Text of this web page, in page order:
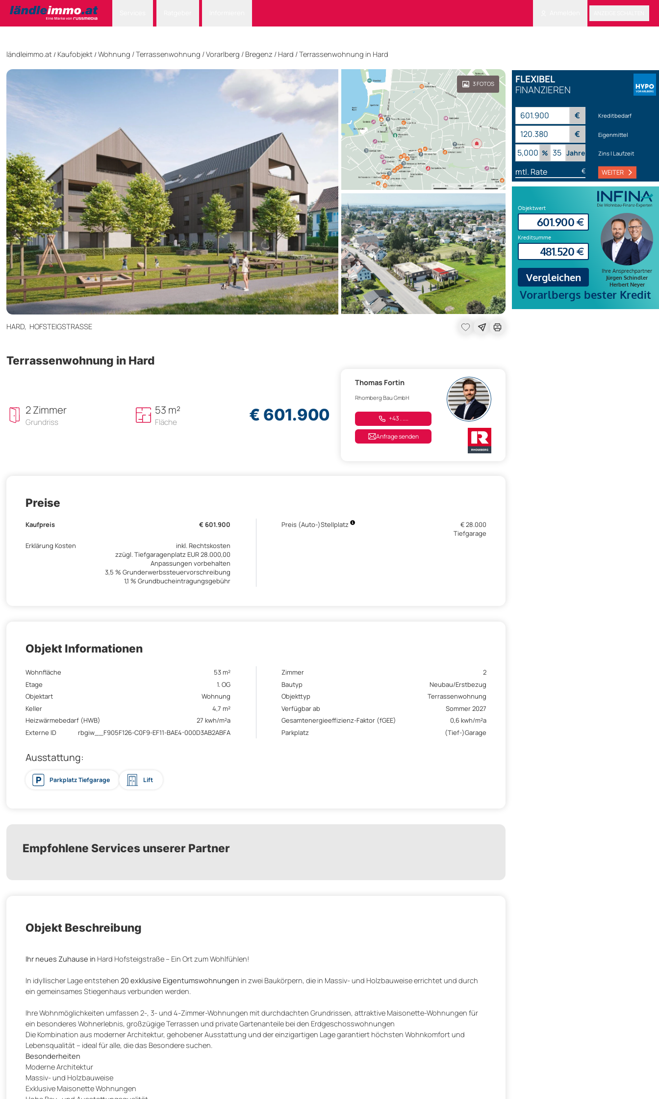
FLEXIBEL
FINANZIEREN
€ Kreditbedarf
€ Eigenmittel
% Jahre Zins | Laufzeit
mtl. Rate € WEITER
ländleimmo.at / Kaufobjekt / Wohnung /Terrassenwohnung /Vorarlberg / Bregenz / Hard /Terrassenwohnung in Hard
3FOTOS
HARD, HOFSTEIGSTRASSE
Terrassenwohnung in Hard
2 Zimmer
Grundriss
53 m²
Fläche € 601.900
Thomas Fortin
Rhomberg Bau GmbH
+43 . ....
Anfrage senden
Preise
Kaufpreis € 601.900 Preis (Auto-)Stellplatz
€ 28.000
Tiefgarage
Erklärung Kosten
inkl. Rechtskosten
zzügl. Tiefgaragenplatz EUR 28.000,00
Anpassungen vorbehalten
3,5 % Grunderwerbssteuervorschreibung
1,1 % Grundbucheintragungsgebühr
Objekt Informationen
Wohnfläche 53 m² Zimmer
2
Etage
1. OG Bautyp
Neubau/Erstbezug
Objektart
Wohnung Objekttyp
Terrassenwohnung
Keller
4,7 m² Verfügbar ab
Sommer 2027
Heizwärmebedarf (HWB)
27 kwh/m²a Gesamtenergieeffizienz-Faktor (fGEE)
0,6 kwh/m²a
Externe ID
rbgiw__F905F126-C0F9-EF11-BAE4-000D3AB2ABFA Parkplatz (Tief-)Garage
Ausstattung:
Parkplatz Tiefgarage Lift
Empfohlene Services unserer Partner
Objekt Beschreibung
Ihr neues Zuhause in Hard Hofsteigstraße – Ein Ort zum Wohlfühlen!
In idyllischer Lage entstehen 20 exklusive Eigentumswohnungen in zwei Baukörpern, die in Massiv- und Holzbauweise errichtet und durch
ein gemeinsames Stiegenhaus verbunden werden.
Ihre Wohnmöglichkeiten umfassen 2-, 3- und 4-Zimmer-Wohnungen mit durchdachten Grundrissen, attraktive Maisonette-Wohnungen für
ein besonderes Wohnerlebnis, großzügige Terrassen und private Gartenanteile bei den Erdgeschosswohnungen
Die Kombination aus moderner Architektur, gehobener Ausstattung und der einzigartigen Lage garantiert höchsten Wohnkomfort und
Lebensqualität – ideal für alle, die das Besondere suchen.
Besonderheiten
Moderne Architektur
Massiv- und Holzbauweise
Exklusive Maisonette Wohnungen